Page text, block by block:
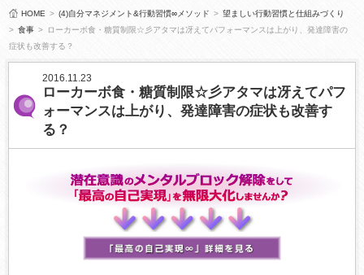
HOME > (4)自分マネジメント&行動習慣∞メソッド > 望ましい行動習慣と仕組みづくり
> 食事 >
ローカーボ食・糖質制限☆彡アタマは冴えてパフォーマンスは上がり、発達障害の
症状も改善する？
2016.11.23
ローカーボ食・糖質制限☆彡アタマは冴えてパフ
ォーマンスは上がり、発達障害の症状も改善す
る？